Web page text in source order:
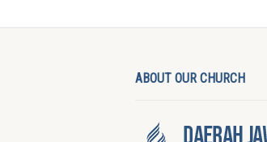
ABOUT OUR CHURCH